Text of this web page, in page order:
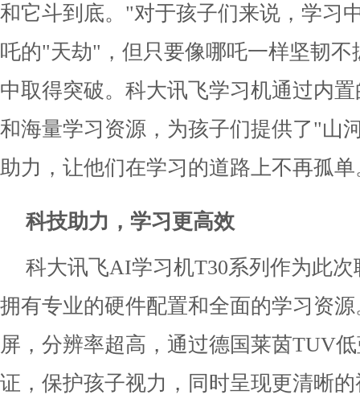
和它斗到底。"对于孩子们来说，学习
吒的"天劫"，但只要像哪吒一样坚韧不
中取得突破。科大讯飞学习机通过内
和海量学习资源，为孩子们提供了"山
助力，让他们在学习的道路上不再孤单
科技助力，学习更高效
科大讯飞AI学习机T30系列作为此
拥有专业的硬件配置和全面的学习资
屏，分辨率超高，通过德国莱茵TUV
证，保护孩子视力，同时呈现更清晰